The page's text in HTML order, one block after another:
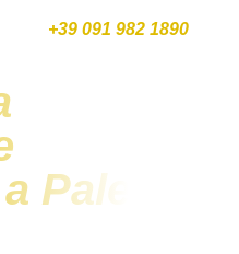
+39 091 982 1890
Palermo